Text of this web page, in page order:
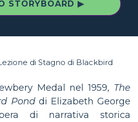
STORYBOARD ▶
Medal nel 1959, The
Ponddi Elizabeth George
di narrativa storica